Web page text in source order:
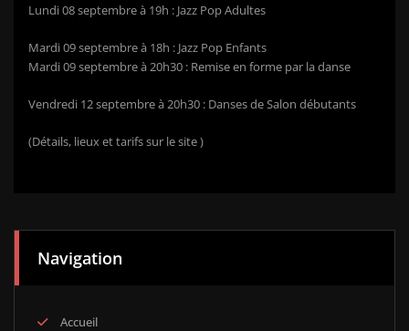
Lundi 08 septembre à 19h : Jazz Pop Adultes
Mardi 09 septembre à 18h : Jazz Pop Enfants
Mardi 09 septembre à 20h30 : Remise en forme par la danse
Vendredi 12 septembre à 20h30 : Danses de Salon débutants
(Détails, lieux et tarifs sur le site )
Navigation
Accueil